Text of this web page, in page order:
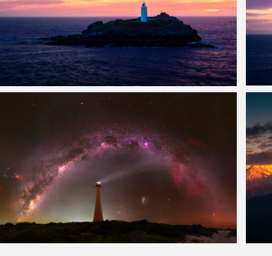
岛屿灯塔 粉色云彩 晚霞带鱼屏风景壁纸3440x1440
纸